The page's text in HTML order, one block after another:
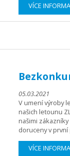
VÍCE
05.03.2021
V umení výroby
našich letounu
našimi
doruceny v
VÍCE